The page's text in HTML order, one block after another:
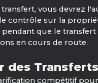
vous devrez
contrôle sur la
que le
en cours de route.
des
compétitif